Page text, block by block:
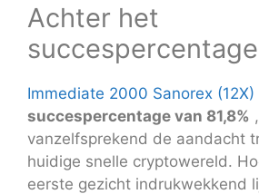
Achter het
succespercentage
Immediate 2000 Sanorex (12X)
succespercentage van 81,8%
vanzelfsprekend de aandacht
huidige snelle cryptowereld.
eerste gezicht indrukwekkend